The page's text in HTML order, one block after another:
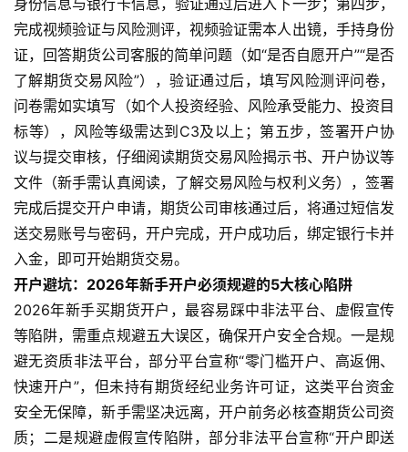
期
货
期
货
入
门
期
货
行
情
黄
金
期
货
完成视频验证与风险测评，视频验证需本人出镜，手持身份
证，回答期货公司客服的简单问题（如“是否自愿开户”“是否
了解期货交易风险”），验证通过后，填写风险测评问卷，
问卷需如实填写（如个人投资经验、风险承受能力、投资目
标等），风险等级需达到C3及以上；第五步，签署开户协
议与提交审核，仔细阅读期货交易风险揭示书、开户协议等
文件（新手需认真阅读，了解交易风险与权利义务），签署
完成后提交开户申请，期货公司审核通过后，将通过短信发
送交易账号与密码，开户完成，开户成功后，绑定银行卡并
入金，即可开始期货交易。
开户避坑：2026年新手开户必须规避的5大核心陷阱
2026年新手买期货开户，最容易踩中非法平台、虚假宣传
等陷阱，需重点规避五大误区，确保开户安全合规。一是规
避无资质非法平台，部分平台宣称“零门槛开户、高返佣、
快速开户”，但未持有期货经纪业务许可证，这类平台资金
安全无保障，新手需坚决远离，开户前务必核查期货公司资
质；二是规避虚假宣传陷阱，部分非法平台宣称“开户即送